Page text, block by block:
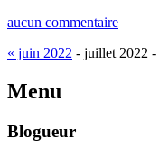
aucun commentaire
« juin 2022 - juillet 2022 -
Menu
Blogueur